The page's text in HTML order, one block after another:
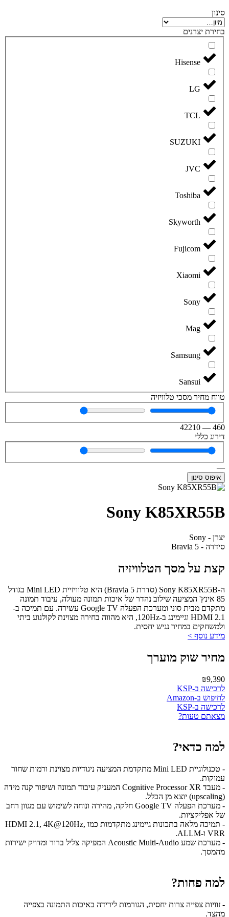
סינון
בחירת יצרנים
Hisense
LG
TCL
SUZUKI
JVC
Toshiba
Skyworth
Fujicom
Xiaomi
Sony
Mag
Samsung
Sansui
טווח מחיר מסכי טלוויזיה
460
—
42210
דירוג כללי
—
איפוס סינון
Sony K85XR55B
יצרן - Sony
סידרה - Bravia 5
קצת על מסך הטלוויזיה
ה-Sony K85XR55B (סדרת Bravia 5) היא טלוויזיית Mini LED בגודל
85 אינץ' המציעה שילוב נהדר של איכות תמונה מעולה, עיבוד תמונה
מתקדם מבית סוני ומערכת הפעלה Google TV עשירה. עם תמיכה ב-
HDMI 2.1 וגיימינג ב-120Hz, היא מהווה בחירה מצוינת לקולנוע ביתי
ולמשחקים במחיר נגיש יחסית.
מידע נוסף >
מחיר שוק מוערך
₪9,390
לרכישה ב-KSP
לחיפוש ב-Amazon
לרכישה ב-KSP
מצאתם טעות?
למה כדאי?
- טכנולוגיית Mini LED מתקדמת המציעה ניגודיות מצוינת ורמות שחור
עמוקות.
- מעבד Cognitive Processor XR המעניק עיבוד תמונה ושיפור קנה מידה
(upscaling) יוצא מן הכלל.
- מערכת הפעלה Google TV חלקה, מהירה ונוחה לשימוש עם מגוון רחב
של אפליקציות.
- תמיכה מלאה בתכונות גיימינג מתקדמות כמו HDMI 2.1, 4K@120Hz,
VRR ו-ALLM.
- מערכת שמע Acoustic Multi-Audio המפיקה צליל ברור ומדויק ישירות
מהמסך.
למה פחות?
- זוויות צפייה צרות יחסית, הגורמות לירידה באיכות התמונה בצפייה
מהצד.